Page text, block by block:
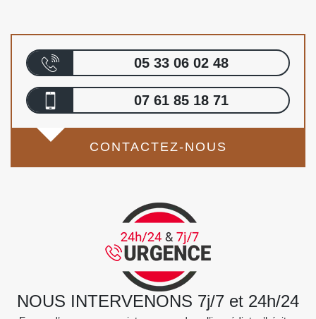
05 33 06 02 48
07 61 85 18 71
CONTACTEZ-NOUS
NOUS INTERVENONS 7j/7 et 24h/24